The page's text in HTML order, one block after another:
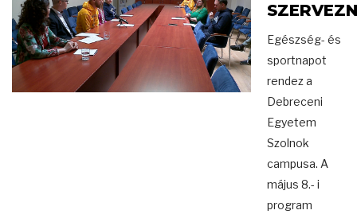
Egészség- és
sportnapot
rendez a
Debreceni
Egyetem
Szolnok
campusa. A
május 8.- i
program